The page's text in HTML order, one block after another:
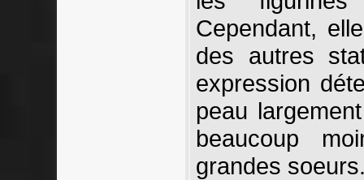
Cependant,
des autres
expression
peau
beaucoup
grandes